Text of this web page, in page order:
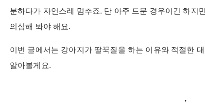
분하다가 자연스레 멈추죠. 단 아주 드문 경우이긴 하지
의심해 봐야 해요.
이번 글에서는 강아지가 딸꾹질을 하는 이유와 적절한
알아볼게요.